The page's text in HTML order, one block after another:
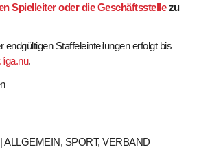
Spielleiter oder die Geschäftsstellezu
endgültigen Staffeleinteilungen erfolgt bis
.
ALLGEMEIN, SPORT, VERBAND